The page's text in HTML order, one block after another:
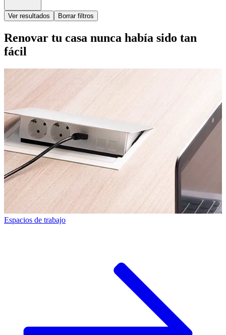
Ver resultados Borrar filtros
Renovar tu casa nunca había sido tan
fácil
Espacios de trabajo